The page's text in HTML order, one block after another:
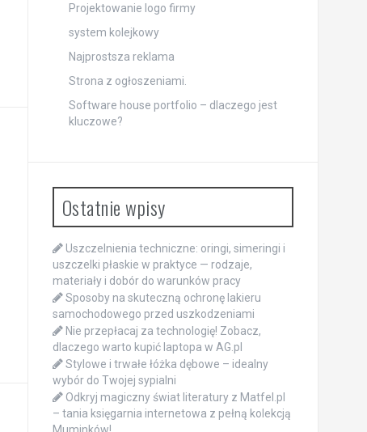
Projektowanie logo firmy
system kolejkowy
Najprostsza reklama
Strona z ogłoszeniami.
Software house portfolio – dlaczego jest
kluczowe?
Ostatnie wpisy
Uszczelnienia techniczne: oringi, simeringi i
uszczelki płaskie w praktyce — rodzaje,
materiały i dobór do warunków pracy
Sposoby na skuteczną ochronę lakieru
samochodowego przed uszkodzeniami
Nie przepłacaj za technologię! Zobacz,
dlaczego warto kupić laptopa w AG.pl
Stylowe i trwałe łóżka dębowe – idealny
wybór do Twojej sypialni
Odkryj magiczny świat literatury z Matfel.pl
– tania księgarnia internetowa z pełną kolekcją